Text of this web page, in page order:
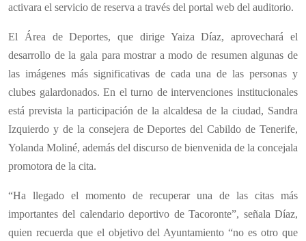
activara el servicio de reserva a través del portal web del auditorio.
El Área de Deportes, que dirige Yaiza Díaz, aprovechará el
desarrollo de la gala para mostrar a modo de resumen algunas de
las imágenes más significativas de cada una de las personas y
clubes galardonados. En el turno de intervenciones institucionales
está prevista la participación de la alcaldesa de la ciudad, Sandra
Izquierdo y de la consejera de Deportes del Cabildo de Tenerife,
Yolanda Moliné, además del discurso de bienvenida de la concejala
promotora de la cita.
“Ha llegado el momento de recuperar una de las citas más
importantes del calendario deportivo de Tacoronte”, señala Díaz,
quien recuerda que el objetivo del Ayuntamiento “no es otro que